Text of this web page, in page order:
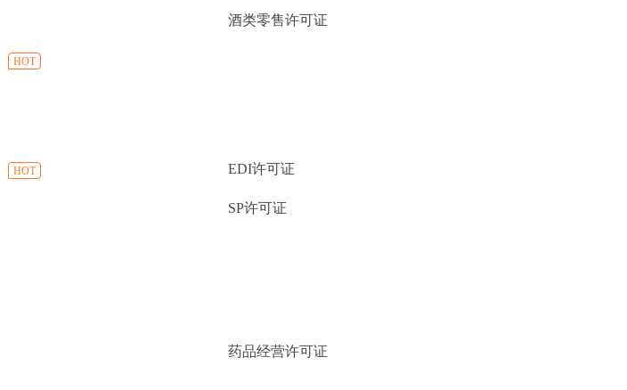
酒类零售许可证
HOT
HOT EDI许可证
SP许可证
药品经营许可证